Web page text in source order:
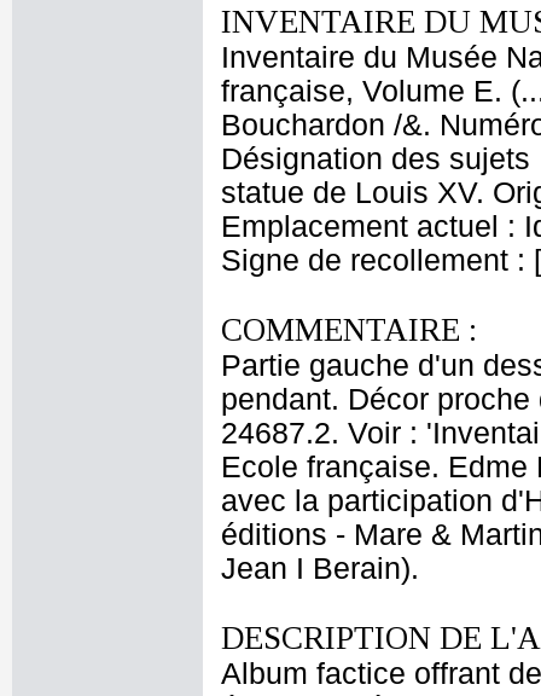
INVENTAIRE DU
Inventaire du Musée
française, Volume E.
Bouchardon /&.
Désignation des
statue de Louis XV.
Emplacement actuel :
Signe de recollement :
COMMENTAIRE :
Partie gauche d'un
pendant. Décor
24687.2. Voir :
Ecole française. Edme
avec la participation
éditions - Mare &
Jean I Berain).
DESCRIPTION DE
Album factice offrant